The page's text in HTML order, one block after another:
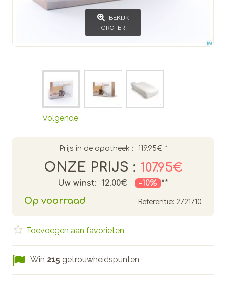
BEKIJK
GROTER
Volgende
Prijs in de apotheek : 119.95€ *
ONZE PRIJS : 107.95€
Uw winst: 12.00€ -10% **
Op voorraad Referentie: 2721710
Toevoegen aan favorieten
Win 215 getrouwheidspunten